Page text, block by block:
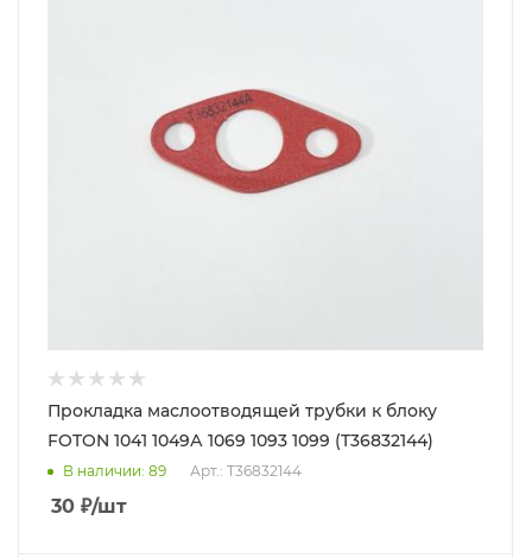
Прокладка маслоотводящей трубки к блоку
FOTON 1041 1049А 1069 1093 1099 (T36832144)
В наличии: 89 Арт.: T36832144
30 ₽/шт